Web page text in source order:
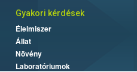
Gyakori kérdések
Élelmiszer
Állat
Növény
Laboratóriumok